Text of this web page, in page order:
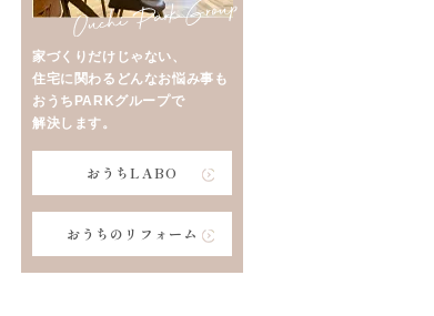
家づくりだけじゃない、
住宅に関わるどんなお悩み事も
おうちPARKグループで
解決します。
おうちLABO
おうちのリフォーム